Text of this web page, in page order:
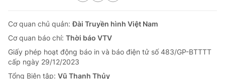
Cơ quan chủ quản:Đài Truyền hình Việt Nam
Cơ quan báo chí: Thời báo VTV
Giấy phép hoạt động báo in và báo điện tử số 483/GP-BTTTT
cấp ngày 29/12/2023
Tổng Biên tập: Vũ Thanh Thủy